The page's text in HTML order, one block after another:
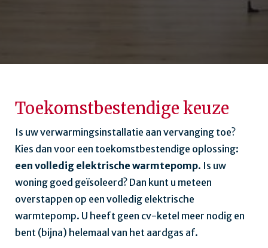
Toekomstbestendige keuze
Is uw verwarmingsinstallatie aan vervanging toe?
Kies dan voor een toekomstbestendige oplossing:
een volledig elektrische warmtepomp. Is uw
woning goed geïsoleerd? Dan kunt u meteen
overstappen op een volledig elektrische
warmtepomp. U heeft geen cv-ketel meer nodig en
bent (bijna) helemaal van het aardgas af.